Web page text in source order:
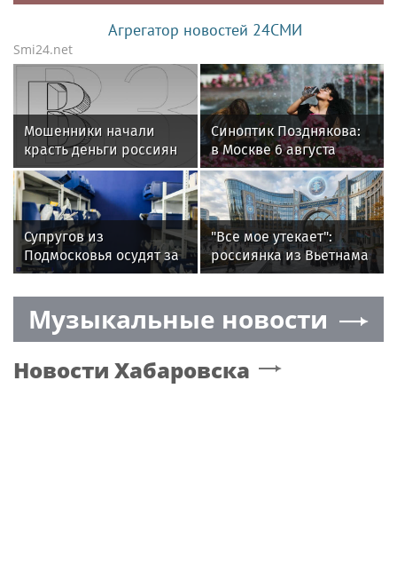
Агрегатор новостей 24СМИ
Smi24.net
Мошенники начали
красть деньги россиян
через фейковые
домовые чаты
Синоптик Позднякова:
в Москве 6 августа
ожидается до +31
градуса
Супругов из
Подмосковья осудят за
посылку с сюрпризом в
"Все мое утекает":
россиянка из Вьетнама
подала иск к ведьме из
Музыкальные новости
Новости Хабаровска